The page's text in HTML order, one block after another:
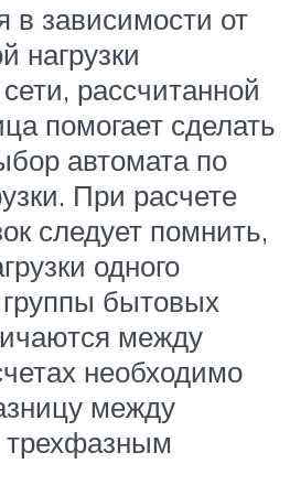
в зависимости от
нагрузки
рассчитанной
помогает сделать
автомата по
При расчете
следует помнить,
одного
бытовых
между
необходимо
между